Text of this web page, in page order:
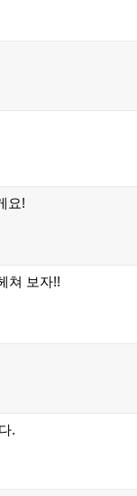
요!
쳐 보자!!
.